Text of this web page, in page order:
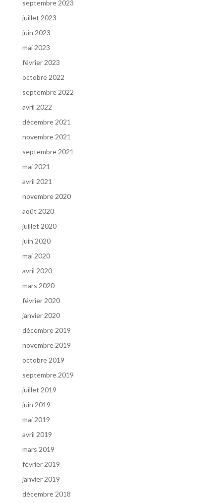
septembre 2023
juillet 2023
juin 2023
mai 2023
février 2023
octobre 2022
septembre 2022
avril 2022
décembre 2021
novembre 2021
septembre 2021
mai 2021
avril 2021
novembre 2020
août 2020
juillet 2020
juin 2020
mai 2020
avril 2020
mars 2020
février 2020
janvier 2020
décembre 2019
novembre 2019
octobre 2019
septembre 2019
juillet 2019
juin 2019
mai 2019
avril 2019
mars 2019
février 2019
janvier 2019
décembre 2018